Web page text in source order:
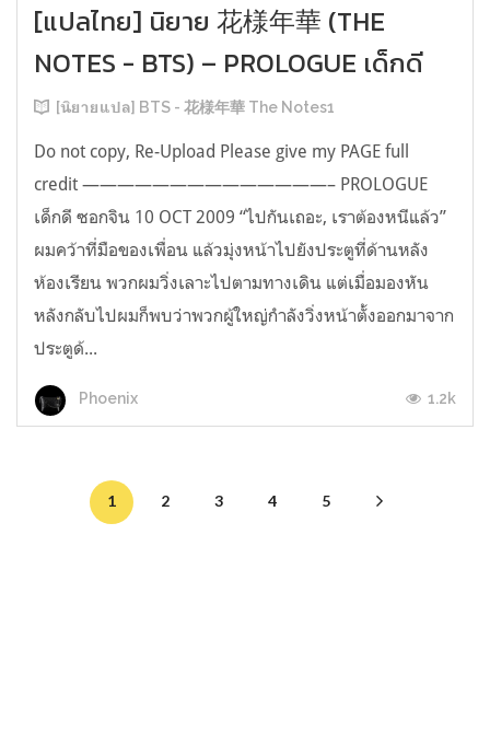
[แปลไทย] นิยาย 花様年華 (THE
NOTES - BTS) – PROLOGUE เด็กดี
[นิยายแปล] BTS - 花様年華 The Notes1
Do not copy, Re-Upload Please give my PAGE full
credit ——————————————– PROLOGUE
เด็กดี ซอกจิน 10 OCT 2009 “ไปกันเถอะ, เราต้องหนีแล้ว”
ผมคว้าที่มือของเพื่อน แล้วมุ่งหน้าไปยังประตูที่ด้านหลัง
ห้องเรียน พวกผมวิ่งเลาะไปตามทางเดิน แต่เมื่อมองหัน
หลังกลับไปผมก็พบว่าพวกผู้ใหญ่กำลังวิ่งหน้าตั้งออกมาจาก
ประตูด้...
Phoenix 1.2k
1 2 3 4 5